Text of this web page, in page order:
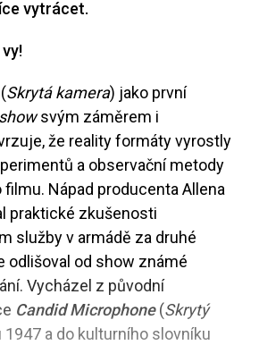
vytrácet.
(Skrytá kamera) jako první
svým záměrem i
že reality formáty vyrostly
a observační metody
Nápad producenta Allena
praktické zkušenosti
služby v armádě za druhé
odlišoval od show známé
Vycházel z původní
Candid Microphone(Skrytý
1947 a do kulturního slovníku